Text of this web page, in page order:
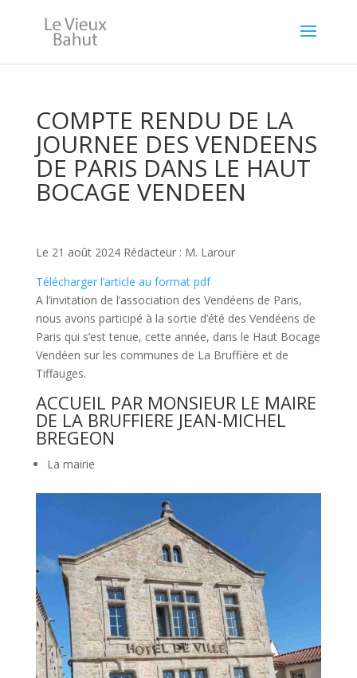
COMPTE RENDU DE LA
JOURNEE DES VENDEENS
DE PARIS DANS LE HAUT
BOCAGE VENDEEN
Le 21 août 2024 Rédacteur : M. Larour
Télécharger l’article au format pdf
A l’invitation de l’association des Vendéens de Paris,
nous avons participé à la sortie d’été des Vendéens de
Paris qui s’est tenue, cette année, dans le Haut Bocage
Vendéen sur les communes de La Bruffière et de
Tiffauges.
ACCUEIL PAR MONSIEUR LE MAIRE
DE LA BRUFFIERE JEAN-MICHEL
BREGEON
La mairie